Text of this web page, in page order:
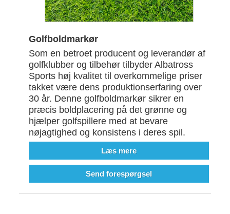
Golfboldmarkør
Som en betroet producent og leverandør af
golfklubber og tilbehør tilbyder Albatross
Sports høj kvalitet til overkommelige priser
takket være dens produktionserfaring over
30 år. Denne golfboldmarkør sikrer en
præcis boldplacering på det grønne og
hjælper golfspillere med at bevare
nøjagtighed og konsistens i deres spil.
Læs mere
Send forespørgsel